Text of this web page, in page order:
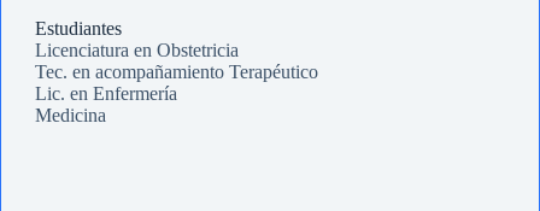
Estudiantes
Licenciatura en Obstetricia
Tec. en acompañamiento Terapéutico
Lic. en Enfermería
Medicina